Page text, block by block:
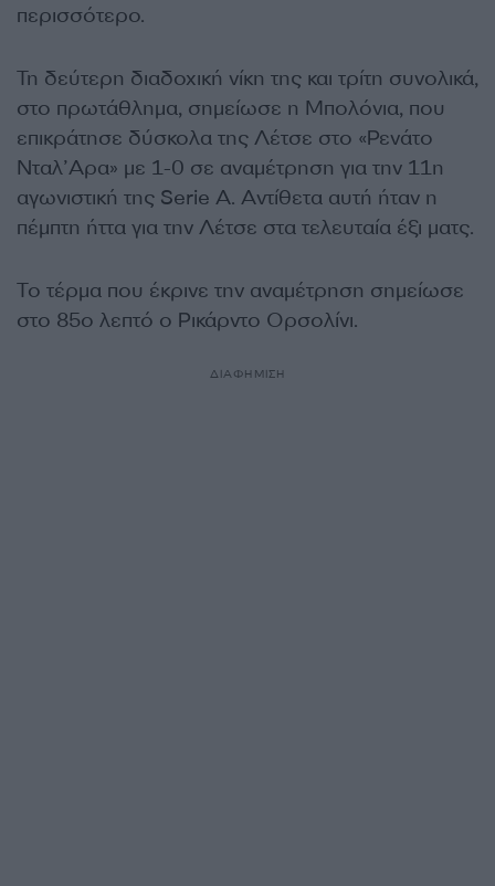
περισσότερο.
Τη δεύτερη διαδοχική νίκη της και τρίτη συνολικά,
στο πρωτάθλημα, σημείωσε η Μπολόνια, που
επικράτησε δύσκολα της Λέτσε στο «Ρενάτο
Νταλ’Αρα» με 1-0 σε αναμέτρηση για την 11η
αγωνιστική της Serie A. Αντίθετα αυτή ήταν η
πέμπτη ήττα για την Λέτσε στα τελευταία έξι ματς.
Το τέρμα που έκρινε την αναμέτρηση σημείωσε
στο 85ο λεπτό ο Ρικάρντο Ορσολίνι.
ΔΙΑΦΗΜΙΣΗ